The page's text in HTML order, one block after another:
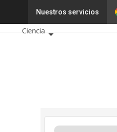
Nuestros servicios
Tecnología
Innovación
Ciencia